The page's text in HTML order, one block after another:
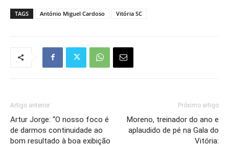
TAGS António Miguel Cardoso Vitória SC
Artigo anterior
Artur Jorge: “O nosso foco é
de darmos continuidade ao
bom resultado à boa exibição
Próximo artigo
Moreno, treinador do ano e
aplaudido de pé na Gala do
Vitória: